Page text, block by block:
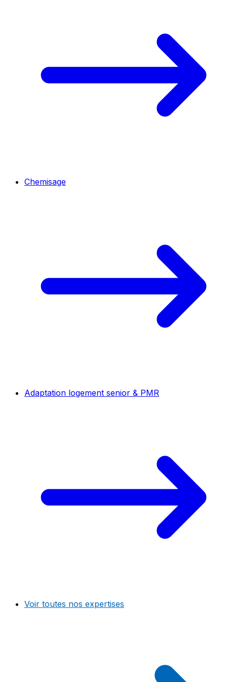
Chemisage
Adaptation logement senior & PMR
Voir toutes nos expertises